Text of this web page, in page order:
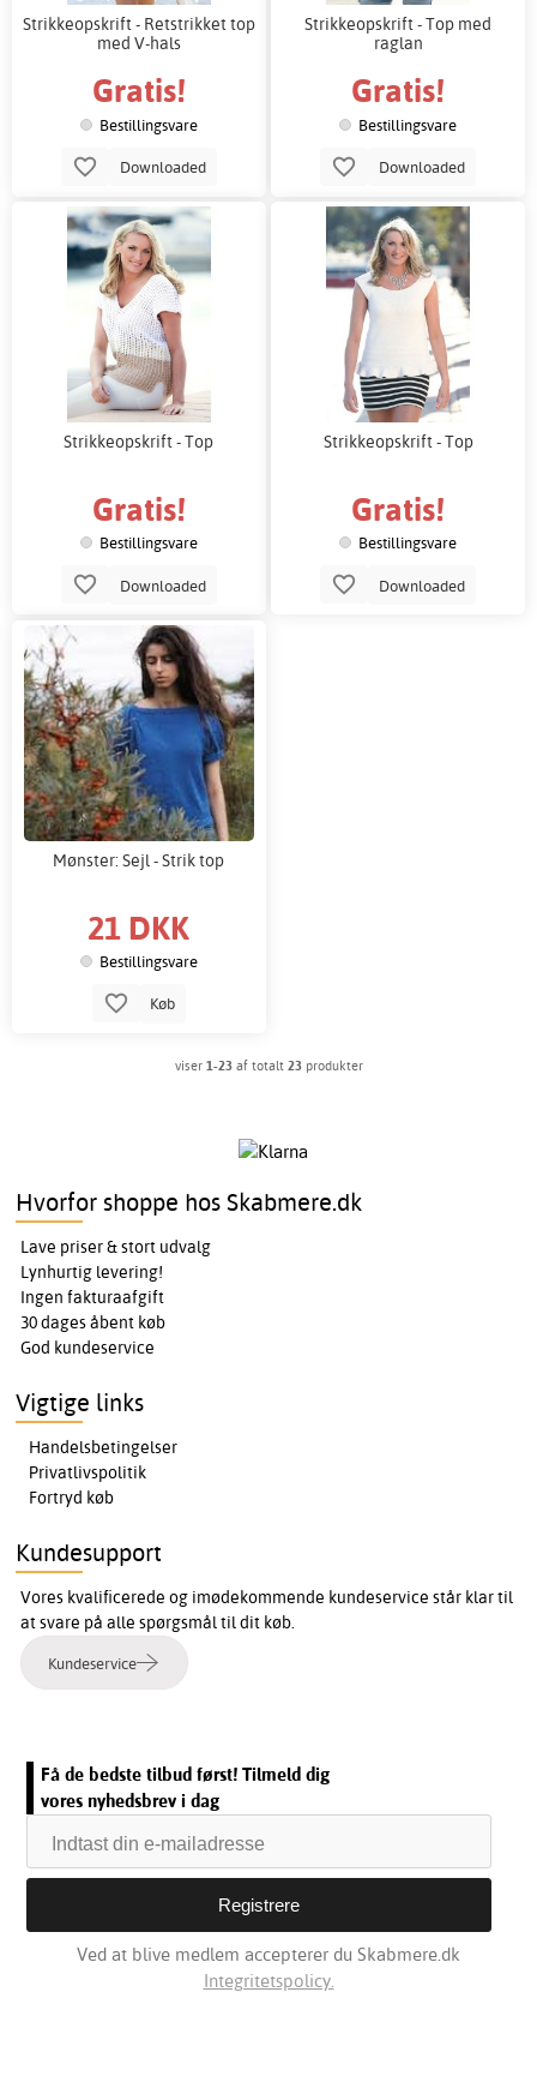
Strikkeopskrift - Retstrikket top
med V-hals
Gratis!
Bestillingsvare
Downloaded
Strikkeopskrift - Top med
raglan
Gratis!
Bestillingsvare
Downloaded
Strikkeopskrift - Top
Gratis!
Bestillingsvare
Downloaded
Strikkeopskrift - Top
Gratis!
Bestillingsvare
Downloaded
Mønster: Sejl - Strik top
21 DKK
Bestillingsvare
Køb
viser 1-23af totalt 23produkter
Hvorfor shoppe hos Skabmere.dk
Lave priser & stort udvalg
Lynhurtig levering!
Ingen fakturaafgift
30 dages åbent køb
God kundeservice
Vigtige links
Handelsbetingelser
Privatlivspolitik
Fortryd køb
Kundesupport
Vores kvalificerede og imødekommende kundeservice står klar til
at svare på alle spørgsmål til dit køb.
Kundeservice
Få de bedste tilbud først! Tilmeld dig
vores nyhedsbrev i dag
Ved at blive medlem accepterer du Skabmere.dk
Integritetspolicy.